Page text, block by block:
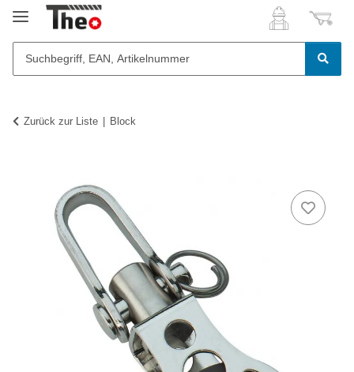
Zurück zur Liste Block